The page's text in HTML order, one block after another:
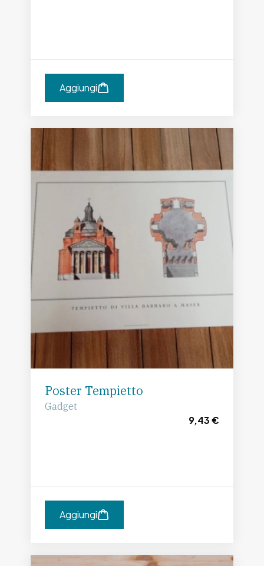
Aggiungi
Poster Tempietto
Gadget
9,43 €
Aggiungi